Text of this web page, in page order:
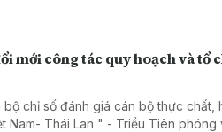
mới công tác quy hoạch và tổ
chỉ số đánh giá cán bộ thực chất,
- Triều Tiên phóng vật thể